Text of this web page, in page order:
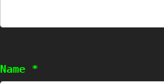
Name *